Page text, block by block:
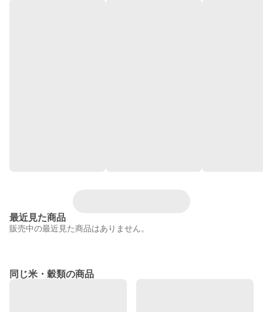
最近見た商品
販売中の最近見た商品はありません。
同じ米・穀類の商品